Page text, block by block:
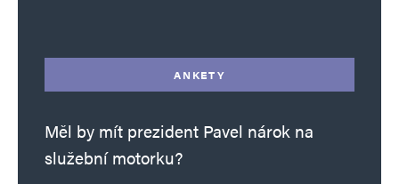
ANKETY
Měl by mít prezident Pavel nárok na
služební motorku?